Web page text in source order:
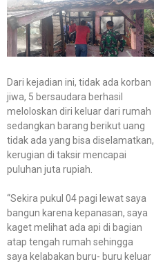
Dari kejadian ini, tidak ada korban
jiwa, 5 bersaudara berhasil
meloloskan diri keluar dari rumah
sedangkan barang berikut uang
tidak ada yang bisa diselamatkan,
kerugian di taksir mencapai
puluhan juta rupiah.
“Sekira pukul 04 pagi lewat saya
bangun karena kepanasan, saya
kaget melihat ada api di bagian
atap tengah rumah sehingga
saya kelabakan buru- buru keluar